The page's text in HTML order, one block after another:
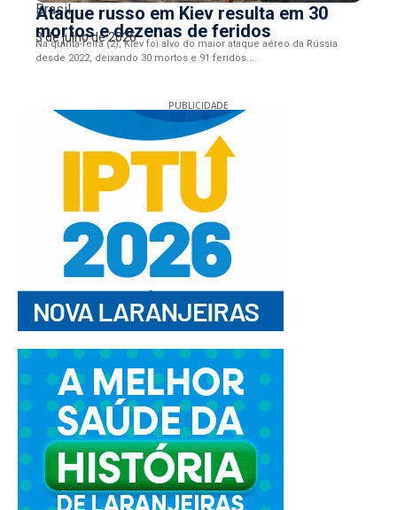
Brasil
Ataque russo em Kiev resulta em 30
mortos e dezenas de feridos
3 de julho de 2026
Na quinta-feira (2), Kiev foi alvo do maior ataque aéreo da Rússia
desde 2022, deixando 30 mortos e 91 feridos....
PUBLICIDADE